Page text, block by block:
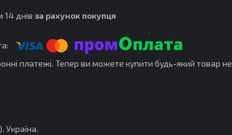
14 днів за рахунок покупця
платежі. Тепер ви можете купити будь-який товар не
Україна.